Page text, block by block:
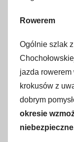
Rowerem
Ogólnie szlak
jazda
krokusów z
dobrym
okresie